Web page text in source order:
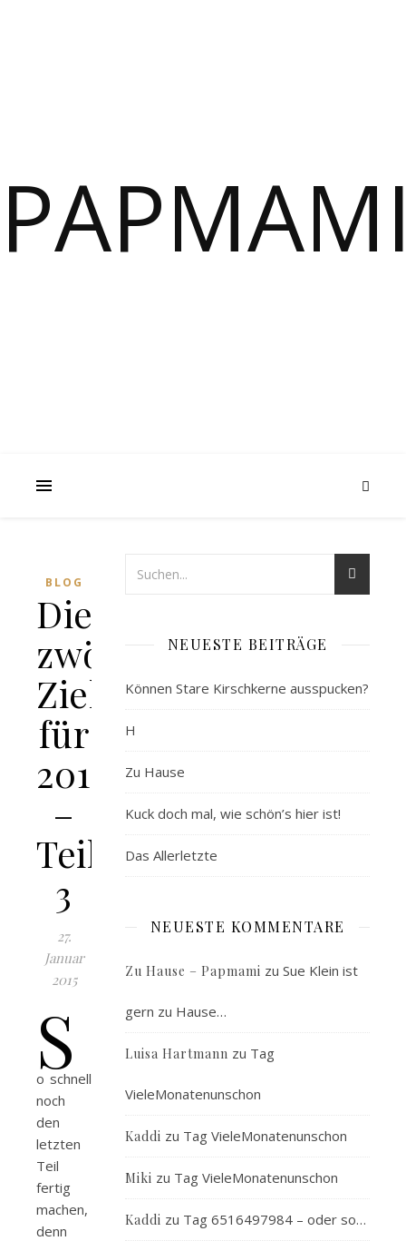
BLOG
Die
zwölf
Ziele
für
2015
–
Teil
3
27.
Januar
2015
S
o schnell
noch
den
letzten
Teil
fertig
machen,
denn
NEUESTE BEITRÄGE
Können Stare Kirschkerne ausspucken?
H
Zu Hause
Kuck doch mal, wie schön’s hier ist!
Das Allerletzte
NEUESTE KOMMENTARE
Zu Hause – Papmami zu Sue Klein ist
gern zu Hause…
Luisa Hartmann zu Tag
VieleMonatenunschon
Kaddi zu Tag VieleMonatenunschon
Miki zu Tag VieleMonatenunschon
Kaddi zu Tag 6516497984 – oder so…